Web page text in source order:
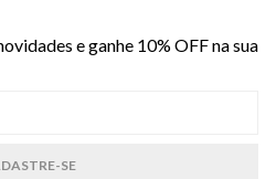
e ganhe 10% OFF na sua